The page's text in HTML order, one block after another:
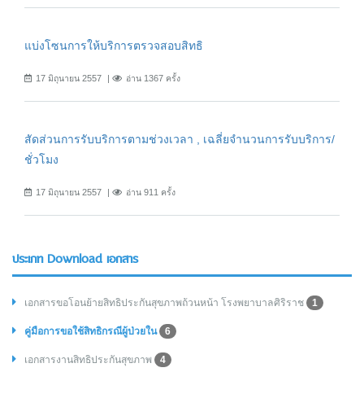
แบ่งโซนการให้บริการตรวจสอบสิทธิ
17 มิถุนายน 2557 อ่าน 1367 ครั้ง
สัดส่วนการรับบริการตามช่วงเวลา , เฉลี่ยจำนวนการรับบริการ/
ชั่วโมง
17 มิถุนายน 2557 อ่าน 911 ครั้ง
ประเภท Download เอกสาร
เอกสารขอโอนย้ายสิทธิประกันสุขภาพถ้วนหน้า โรงพยาบาลศิริราช 1
คู่มือการขอใช้สิทธิกรณีผู้ป่วยใน 6
เอกสารงานสิทธิประกันสุขภาพ 4